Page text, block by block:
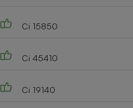
Ci 15850
Ci 45410
Ci 19140